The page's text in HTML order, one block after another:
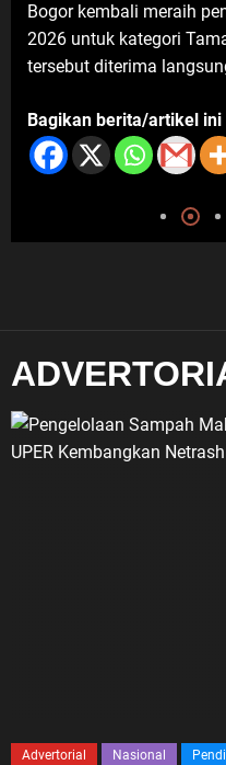
Bogor kembali meraih
2026 untuk kategori
tersebut diterima
Bagikan berita/artikel ini
Advertorial Nasional